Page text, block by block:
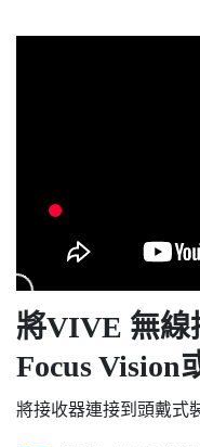
將VIVE 無線
Focus Vision
將接收器連接到頭戴式